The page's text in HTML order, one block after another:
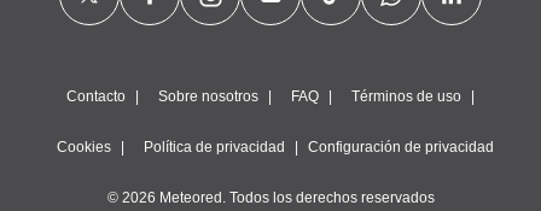
Contacto Sobre nosotros FAQ Términos de uso
Cookies Política de privacidad Configuración de privacidad
© 2026 Meteored. Todos los derechos reservados